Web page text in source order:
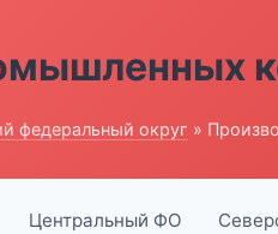
федеральный округ »
Центральный ФО